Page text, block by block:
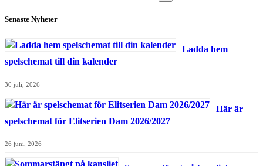
Senaste Nyheter
Ladda hem
spelschemat till din kalender
30 juli, 2026
Här är
spelschemat för Elitserien Dam 2026/2027
26 juni, 2026